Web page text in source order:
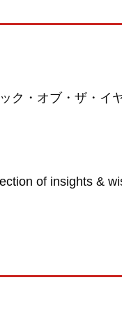
・オブ・ザ
of insights